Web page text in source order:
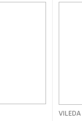
VILEDA